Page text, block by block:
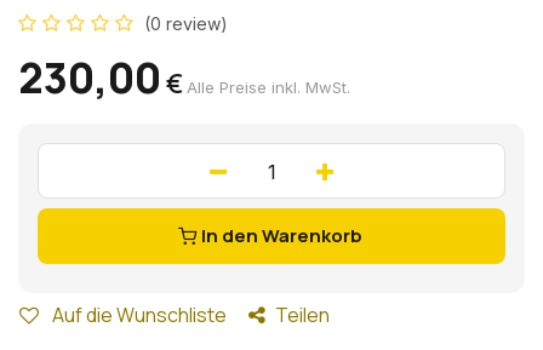
(0 review)
230,00 € Alle Preise inkl. MwSt.
In den Warenkorb
Auf die Wunschliste Teilen